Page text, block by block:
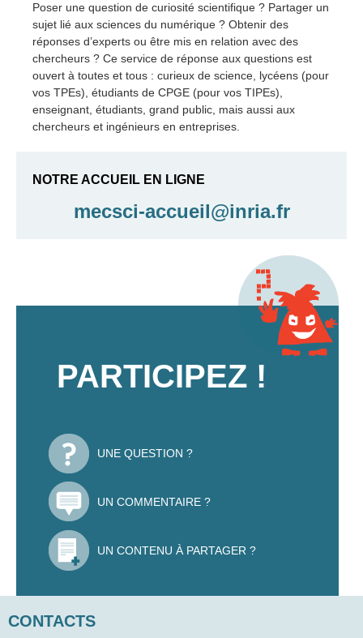
Poser une question de curiosité scientifique ? Partager un
sujet lié aux sciences du numérique ? Obtenir des
réponses d’experts ou être mis en relation avec des
chercheurs ? Ce service de réponse aux questions est
ouvert à toutes et tous : curieux de science, lycéens (pour
vos TPEs), étudiants de CPGE (pour vos TIPEs),
enseignant, étudiants, grand public, mais aussi aux
chercheurs et ingénieurs en entreprises.
NOTRE ACCUEIL EN LIGNE
mecsci-accueil@inria.fr
PARTICIPEZ !
UNE QUESTION ?
UN COMMENTAIRE ?
UN CONTENU À PARTAGER ?
CONTACTS